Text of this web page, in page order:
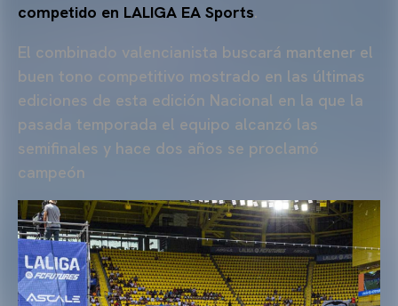
competido en LALIGA EA Sports.
El combinado valencianista buscará mantener el
buen tono competitivo mostrado en las últimas
ediciones de esta edición Nacional en la que la
pasada temporada el equipo alcanzó las
semifinales y hace dos años se proclamó
campeón